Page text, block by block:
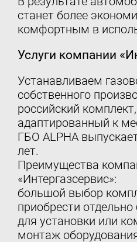
станет более
комфортным в
Услуги компании
Устанавливаем
собственного
российский
адаптированный к
ГБО ALPHA
лет.
Преимущества
«Интергазсервис»:
большой выбор
приобрести
для установки или
монтаж